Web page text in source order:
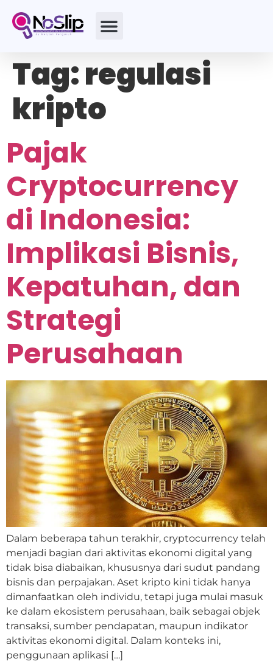
Tag:regulasi
kripto
Pajak
Cryptocurrency
di Indonesia:
Implikasi Bisnis,
Kepatuhan, dan
Strategi
Perusahaan
Dalam beberapa tahun terakhir, cryptocurrency telah
menjadi bagian dari aktivitas ekonomi digital yang
tidak bisa diabaikan, khususnya dari sudut pandang
bisnis dan perpajakan. Aset kripto kini tidak hanya
dimanfaatkan oleh individu, tetapi juga mulai masuk
ke dalam ekosistem perusahaan, baik sebagai objek
transaksi, sumber pendapatan, maupun indikator
aktivitas ekonomi digital. Dalam konteks ini,
penggunaan aplikasi […]